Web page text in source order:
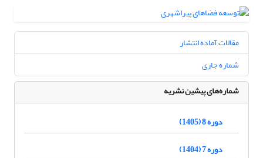
مقالات آماده انتشار
شماره جاری
شماره‌های پیشین نشریه
دوره 8 (1405)
دوره 7 (1404)